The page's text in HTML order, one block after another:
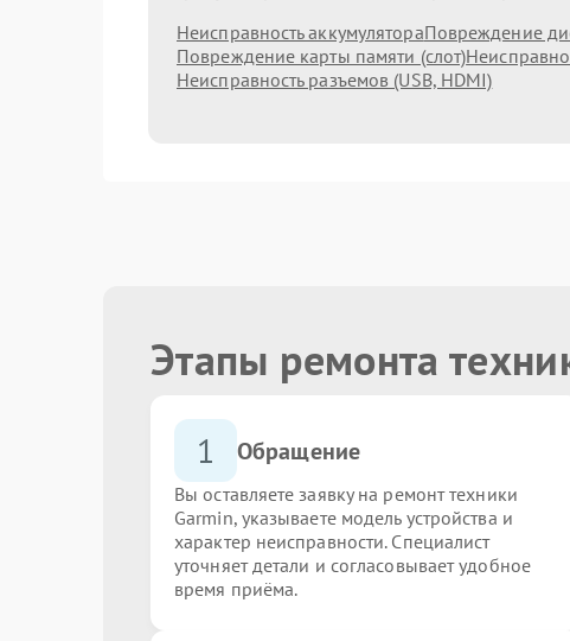
Неисправность аккумулятораПовреждение
Повреждение карты памяти (слот)
Неисправность разъемов (USB, HDMI)
Этапы ремонта
1 Обращение
Вы оставляете заявку на ремонт техники
Garmin, указываете модель устройства и
характер неисправности. Специалист
уточняет детали и согласовывает удобное
время приёма.